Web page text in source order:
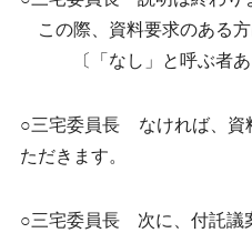
この際、資料要求のある方
〔「なし」と呼ぶ者あ
○三宅委員長 なければ、資
ただきます。
○三宅委員長 次に、付託議